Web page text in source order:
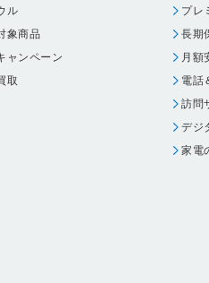
ル
象商品
ャンペーン
取
プレ
長期
月額
電話
訪問
デジ
家電